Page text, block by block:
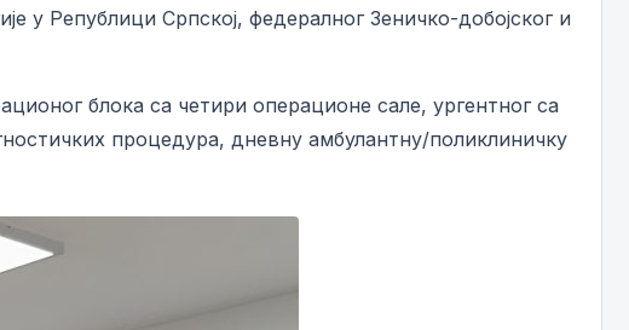
у Републици Српској, федералног Зеничко-добојског и
блока са четири операционе сале, ургентног са
процедура, дневну амбулантну/поликлиничку